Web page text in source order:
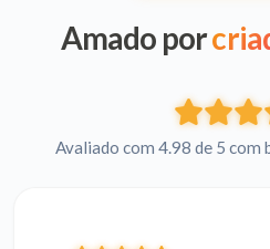
Amado por
Avaliado com 4.98 de 5 com